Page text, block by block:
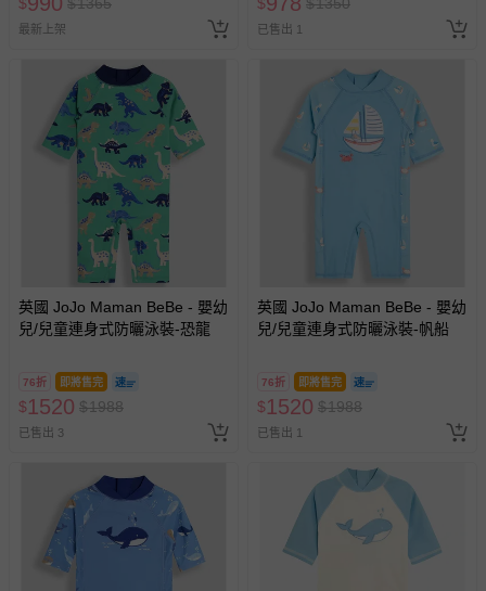
最新上架 已售出 1
英國 JoJo Maman BeBe - 嬰幼
兒/兒童連身式防曬泳裝-恐龍
76折 即將售完
$1520 $1988
已售出 3
英國 JoJo Maman BeBe - 嬰幼
兒/兒童連身式防曬泳裝-帆船
76折 即將售完
$1520 $1988
已售出 1